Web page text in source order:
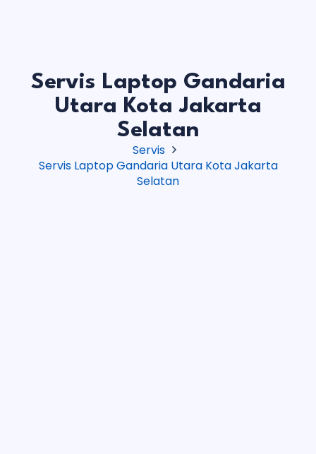
Servis Laptop Gandaria
Utara Kota Jakarta
Selatan
Servis
Servis Laptop Gandaria Utara Kota Jakarta
Selatan